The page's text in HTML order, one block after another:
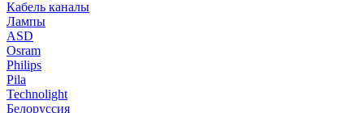
Кабель каналы
Лампы
ASD
Osram
Philips
Pila
Technolight
Белоруссия